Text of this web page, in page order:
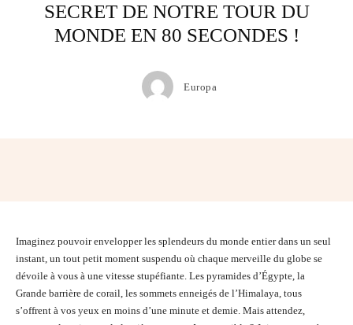
SECRET DE NOTRE TOUR DU
MONDE EN 80 SECONDES !
Europa
Imaginez pouvoir envelopper les splendeurs du monde entier dans un seul
instant, un tout petit moment suspendu où chaque merveille du globe se
dévoile à vous à une vitesse stupéfiante. Les pyramides d’Égypte, la
Grande barrière de corail, les sommets enneigés de l’Himalaya, tous
s’offrent à vos yeux en moins d’une minute et demie. Mais attendez,